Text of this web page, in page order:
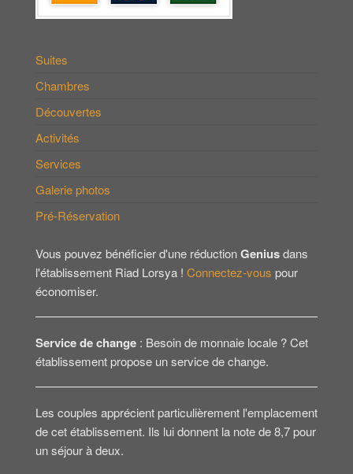
Suites
Chambres
Découvertes
Activités
Services
Galerie photos
Pré-Réservation
Vous pouvez bénéficier d'une réductionGeniusdans
l'établissement Riad Lorsya ! Connectez-vous pour
économiser.
Service de change : Besoin de monnaie locale ? Cet
établissement propose un service de change.
Les couples apprécient particulièrement l'emplacement
de cet établissement. Ils lui donnent la note de 8,7 pour
un séjour à deux.